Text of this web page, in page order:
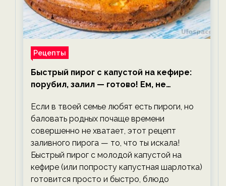
Рецепты
Быстрый пирог с капустой на кефире:
порубил, залил — готово! Ем, не
Если в твоей семье любят есть пироги, но
баловать родных почаще времени
совершенно не хватает, этот рецепт
заливного пирога — то, что ты искала!
Быстрый пирог с молодой капустой на
кефире (или попросту капустная шарлотка)
готовится просто и быстро, блюдо